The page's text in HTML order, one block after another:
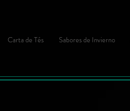
Carta de Tés Sabores de Invierno